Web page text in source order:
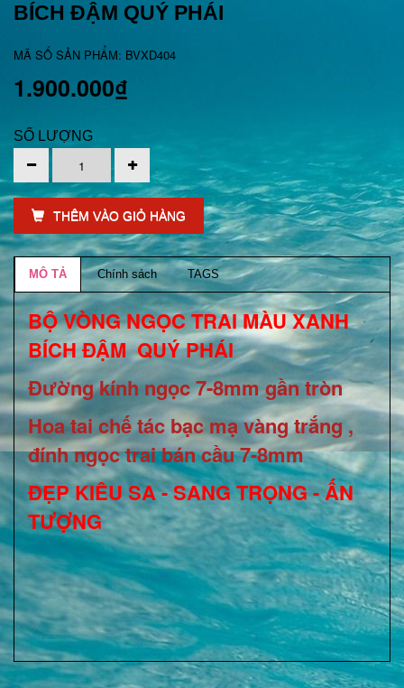
BÍCH ĐẬM QUÝ PHÁI
MÃ SỐ SẢN PHẨM: BVXD404
1.900.000₫
SỐ LƯỢNG
THÊM VÀO GIỎ HÀNG
MÔ TẢ Chính sách TAGS
BỘ VÒNG NGỌC TRAI MÀU XANH
BÍCH ĐẬM QUÝ PHÁI
Đường kính ngọc 7-8mm gần tròn
Hoa tai chế tác bạc mạ vàng trắng ,
đính ngọc trai bán cầu 7-8mm
ĐẸP KIÊU SA - SANG TRỌNG - ẤN
TƯỢNG